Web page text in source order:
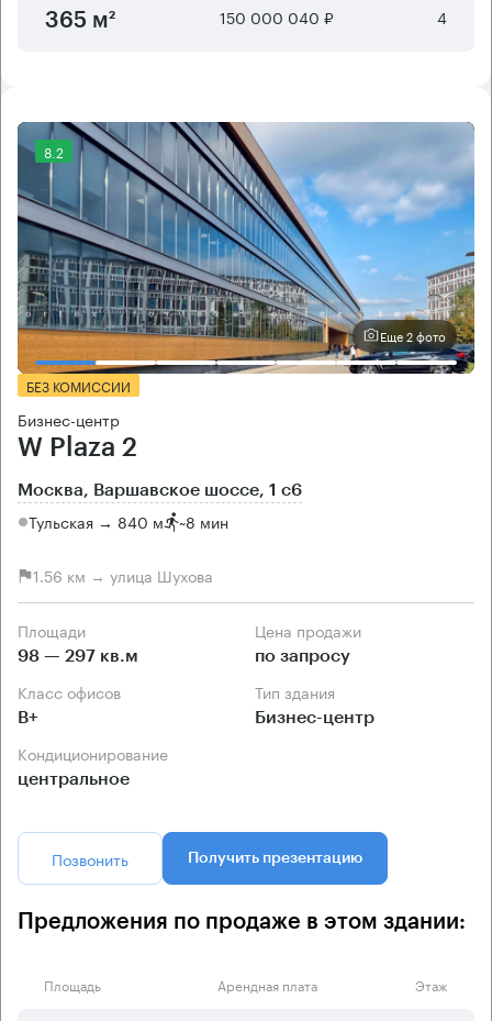
365 м² 150 000 040 ₽ 4
8.2
Еще 2 фото
БЕЗ КОМИССИИ
Бизнес-центр
W Plaza 2
Москва, Варшавское шоссе, 1 с6
Тульская → 840 м ~8 мин
1.56 км → улица Шухова
Площади
98 — 297 кв.м
Цена продажи
по запросу
Класс офисов
B+
Тип здания
Бизнес-центр
Кондиционирование
центральное
Позвонить Получить презентацию
Предложения по продаже в этом здании:
Площадь Арендная плата Этаж